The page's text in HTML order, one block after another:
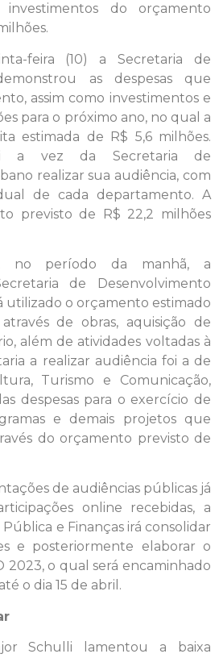
do orçamento
feira (10) a Secretaria de
as despesas que
assim como investimentos e
para o próximo ano, no qual a
estimada de R$ 5,6 milhões.
a vez da Secretaria de
realizar sua audiência, com
de cada departamento. A
previsto de R$ 22,2 milhões
no período da manhã, a
de Desenvolvimento
utilizado o orçamento estimado
de obras, aquisição de
além de atividades voltadas à
a realizar audiência foi a de
Turismo e Comunicação,
despesas para o exercício de
e demais projetos que
do orçamento previsto de
de audiências públicas já
online recebidas, a
e Finanças irá consolidar
e posteriormente elaborar o
2023, o qual será encaminhado
o dia 15 de abril.
Schulli lamentou a baixa